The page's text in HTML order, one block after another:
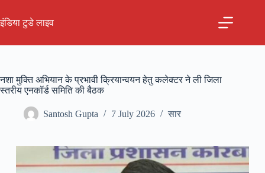
content
इंडिया टुडे लाइव
नशा मुक्ति अभियान के प्रभावी क्रियान्वयन हेतु कलेक्टर ने ली जिला
स्तरीय एनकॉर्ड समिति की बैठक
Santosh Gupta 7 July 2026 सार